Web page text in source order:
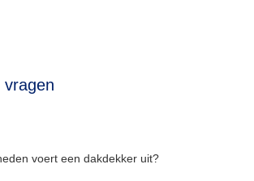
vragen
voert een dakdekker uit?